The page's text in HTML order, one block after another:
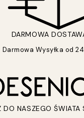
DARMOWA
Darmowa Wysyłka od
DO NASZEGO ŚWIATA